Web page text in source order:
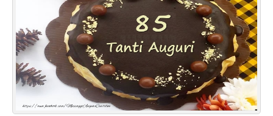
Cartoline musicali
Cartoline animate
Accedi